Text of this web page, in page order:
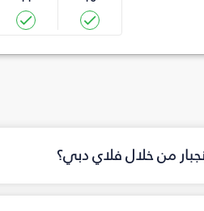
من خلال فلاي دبي؟